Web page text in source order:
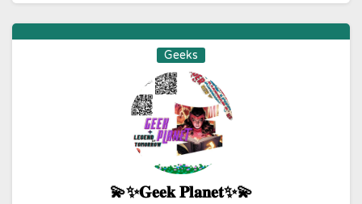
Geeks
💫✨𝐆𝐞𝐞𝐤 𝐏𝐥𝐚𝐧𝐞𝐭✨💫